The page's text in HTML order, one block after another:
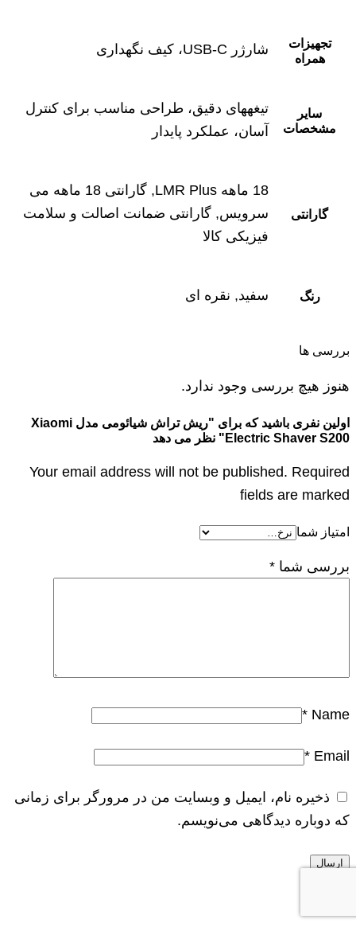
تجهیزات
همراه
شارژر USB-C، کیف نگهداری
سایر
مشخصات
تیغههای دقیق، طراحی مناسب برای کنترل
آسان، عملکرد پایدار
گارانتی
18 ماهه LMR Plus, گارانتی 18 ماهه می
سرویس, گارانتی ضمانت اصالت و سلامت
فیزیکی کالا
رنگ سفید, نقره ای
بررسی ها
هنوز هیچ بررسی وجود ندارد.
اولین نفری باشید که برای "ریش تراش شیائومی مدل Xiaomi
Electric Shaver S200" نظر می دهد
Your email address will not be published. Required
fields are marked
امتیاز شما
بررسی شما *
Name
*
Email
*
ذخیره نام، ایمیل و وبسایت من در مرورگر برای زمانی
که دوباره دیدگاهی می‌نویسم.